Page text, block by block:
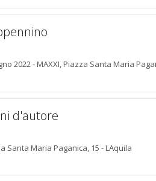
2022 - MAXXI, Piazza Santa Maria
d'autore
Santa Maria Paganica, 15 - LAquila